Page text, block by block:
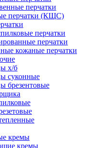
перчатки
перчатки (КЩС)
перчатки
перчатки
кожаные перчатки
х/б
суконные
брезентовые
кремы
кремы